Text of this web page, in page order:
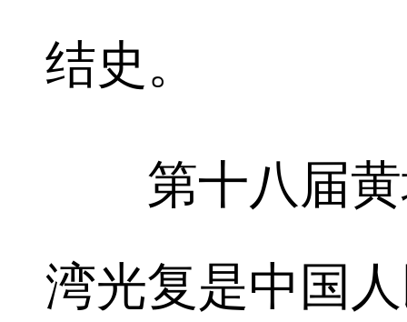
结史。
第十八届黄
湾光复是中国